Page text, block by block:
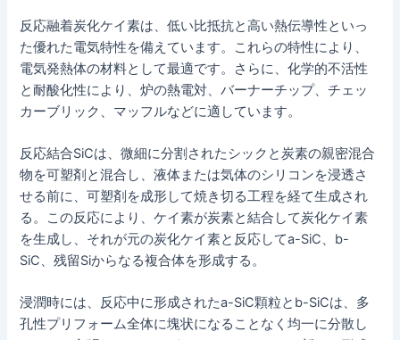
反応融着炭化ケイ素は、低い比抵抗と高い熱伝導性といっ
た優れた電気特性を備えています。これらの特性により、
電気発熱体の材料として最適です。さらに、化学的不活性
と耐酸化性により、炉の熱電対、バーナーチップ、チェッ
カーブリック、マッフルなどに適しています。
反応結合SiCは、微細に分割されたシックと炭素の親密混合
物を可塑剤と混合し、液体または気体のシリコンを浸透さ
せる前に、可塑剤を成形して焼き切る工程を経て生成され
る。この反応により、ケイ素が炭素と結合して炭化ケイ素
を生成し、それが元の炭化ケイ素と反応してa-SiC、b-
SiC、残留Siからなる複合体を形成する。
浸潤時には、反応中に形成されたa-SiC顆粒とb-SiCは、多
孔性プリフォーム全体に塊状になることなく均一に分散し